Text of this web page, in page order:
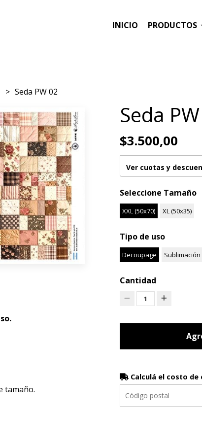
INICIO PRODUCTOS
Seda PW 02
tamaño.
Seda
$3.500,00
Ver cuotas y
Seleccione Tamaño
XXL (50x70) XL (50x35)
Tipo de uso
Decoupage Sublimación
Cantidad
1
Calculá el costo de